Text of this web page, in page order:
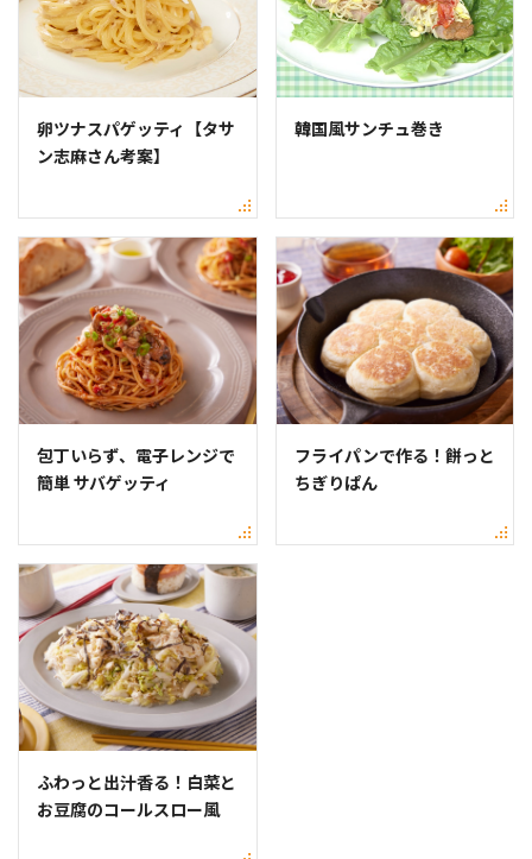
卵ツナスパゲッティ【タサ
ン志麻さん考案】
韓国風サンチュ巻き
包丁いらず、電子レンジで
簡単 サバゲッティ
フライパンで作る！餅っと
ちぎりぱん
ふわっと出汁香る！白菜と
お豆腐のコールスロー風